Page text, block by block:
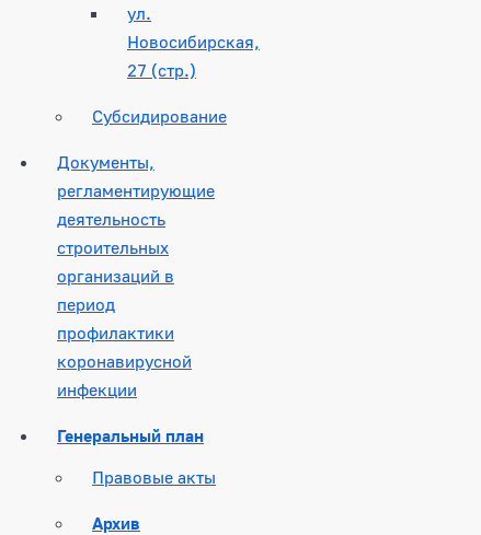
ул.
Новосибирская,
27 (стр.)
Субсидирование
Документы,
регламентирующие
деятельность
строительных
организаций в
период
профилактики
коронавирусной
инфекции
Генеральный план
Правовые акты
Архив